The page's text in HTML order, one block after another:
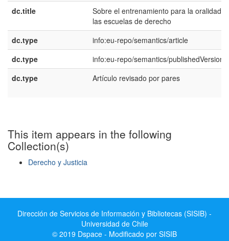
dc.title
Sobre el entrenamiento para la oralidad
las escuelas de derecho
dc.type
info:eu-repo/semantics/article
dc.type
info:eu-repo/semantics/publishedVersion
dc.type
Artículo revisado por pares
This item appears in the following
Collection(s)
Derecho y Justicia
Dirección de Servicios de Información y Bibliotecas (SISIB) -
Universidad de Chile
© 2019 Dspace - Modificado por SISIB